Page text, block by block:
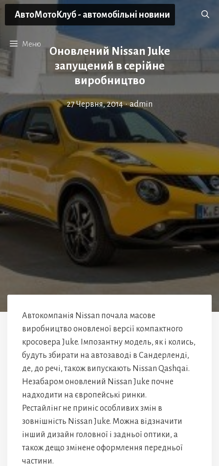
Перейти
АвтоМотоКлуб - автомобільні новини
Меню
Оновлений Nissan Juke
запущений в серійне
виробництво
27 Червня, 2014 • admin
Автокомпанія Nissan почала масове
виробництво оновленої версії компактного
кросовера Juke. Імпозантну модель, як і колись,
будуть збирати на автозаводі в Сандерленді,
де, до речі, також випускають Nissan Qashqai.
Незабаром оновлений Nissan Juke почне
надходити на європейські ринки.
Рестайлінг не приніс особливих змін в
зовнішність Nissan Juke. Можна відзначити
інший дизайн головної і задньої оптики, а
також дещо змінене оформлення передньої
частини.